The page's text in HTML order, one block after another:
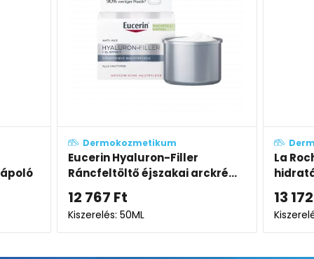
arckré...
Dermokozmetikum
La Roche-Posay Hyalu B5
hidratáló gél
Kiszerelés: 40ML